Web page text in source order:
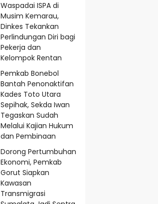
Waspadai ISPA di
Musim Kemarau,
Dinkes Tekankan
Perlindungan Diri bagi
Pekerja dan
Kelompok Rentan
Pemkab Bonebol
Bantah Penonaktifan
Kades Toto Utara
Sepihak, Sekda Iwan
Tegaskan Sudah
Melalui Kajian Hukum
dan Pembinaan
Dorong Pertumbuhan
Ekonomi, Pemkab
Gorut Siapkan
Kawasan
Transmigrasi